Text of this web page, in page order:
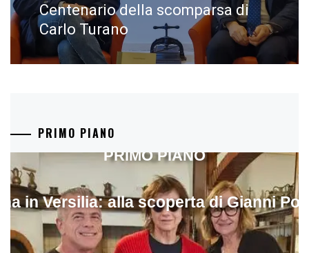
Next
post:
Centenario della scomparsa di
Carlo Turano
PRIMO PIANO
in Versilia: alla scoperta di Gianni
PRIMO PIANO